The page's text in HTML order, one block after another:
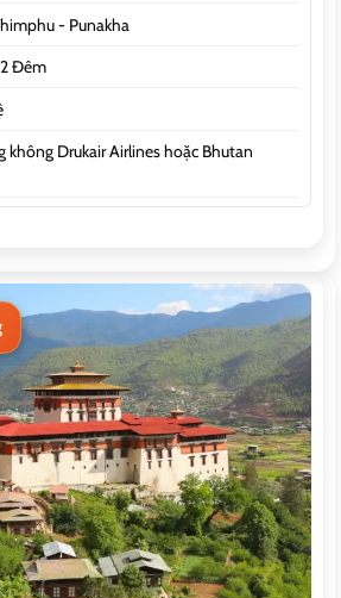
- Punakha
Đêm
không Drukair Airlines hoặc Bhutan